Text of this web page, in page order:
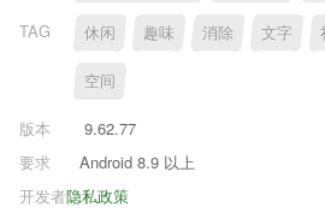
TAG 休闲 趣味 消除 文字
空间
版本
9.62.77
要求
Android 8.9 以上
隐私政策
开发者